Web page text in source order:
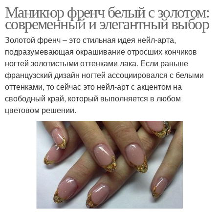
Маникюр френч белый с золотом:
современный и элегантный выбор
Золотой френч – это стильная идея нейл-арта,
подразумевающая окрашивание отросших кончиков
ногтей золотистыми оттенками лака. Если раньше
французский дизайн ногтей ассоциировался с белыми
оттенками, то сейчас это нейл-арт с акцентом на
свободный край, который выполняется в любом
цветовом решении.